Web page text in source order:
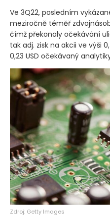
Ve 3Q22, posledním
meziročně téměř
čímž překonaly očekávání
tak adj. zisk na akcii ve výši
0,23 USD očekávaný
Zdroj: Getty Images